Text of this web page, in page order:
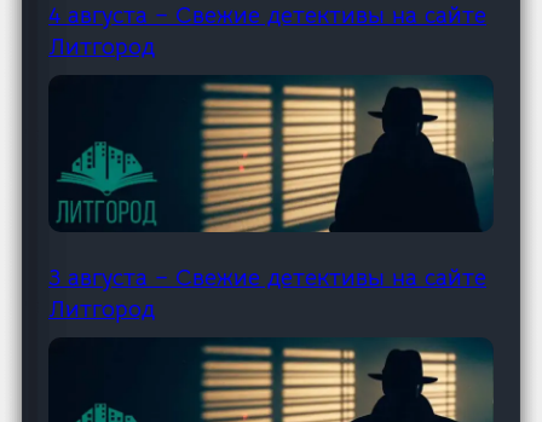
4 августа – Свежие детективы на сайте
Литгород
3 августа – Свежие детективы на сайте
Литгород